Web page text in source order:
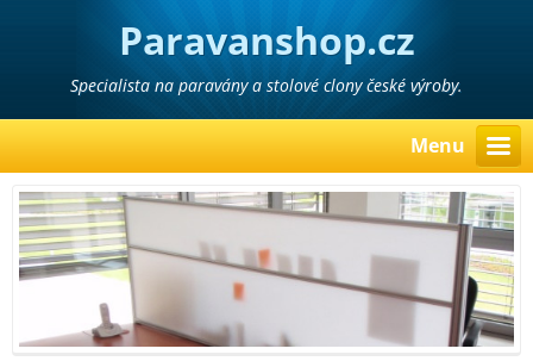
Paravanshop.cz
Specialista na paravány a stolové clony české výroby.
Menu